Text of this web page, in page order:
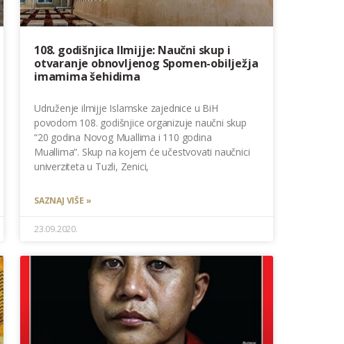
108. godišnjica Ilmijje: Naučni skup i
otvaranje obnovljenog Spomen-obilježja
imamima šehidima
Udruženje ilmijje Islamske zajednice u BiH
povodom 108. godišnjice organizuje naučni skup
“20 godina Novog Muallima i 110 godina
Muallima”. Skup na kojem će učestvovati naučnici
univerziteta u Tuzli, Zenici,
SAZNAJ VIŠE »
23.09.2020.